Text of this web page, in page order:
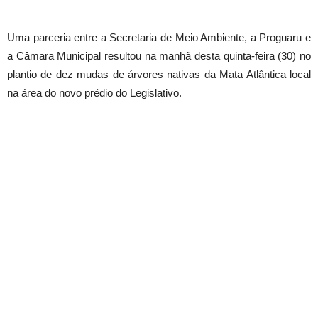
Uma parceria entre a Secretaria de Meio Ambiente, a Proguaru e
a Câmara Municipal resultou na manhã desta quinta-feira (30) no
plantio de dez mudas de árvores nativas da Mata Atlântica local
na área do novo prédio do Legislativo.